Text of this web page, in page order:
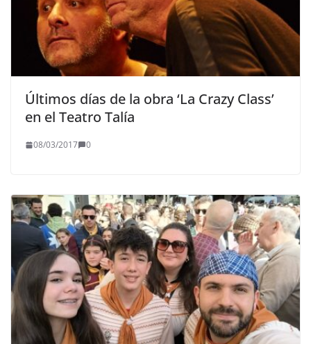
Últimos días de la obra ‘La Crazy Class’
en el Teatro Talía
08/03/2017 0